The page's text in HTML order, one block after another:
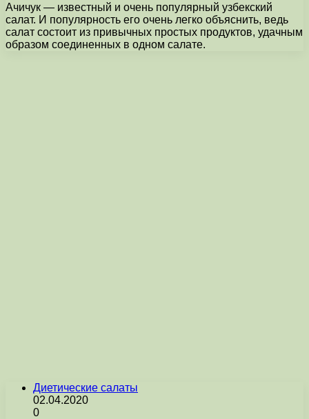
Ачичук — известный и очень популярный узбекский
салат. И популярность его очень легко объяснить, ведь
салат состоит из привычных простых продуктов, удачным
образом соединенных в одном салате.
Диетические салаты
02.04.2020
0